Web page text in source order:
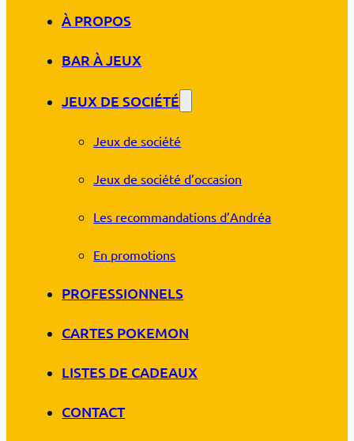
À PROPOS
BAR À JEUX
JEUX DE SOCIÉTÉ
Jeux de société
Jeux de société d’occasion
Les recommandations d’Andréa
En promotions
PROFESSIONNELS
CARTES POKEMON
LISTES DE CADEAUX
CONTACT